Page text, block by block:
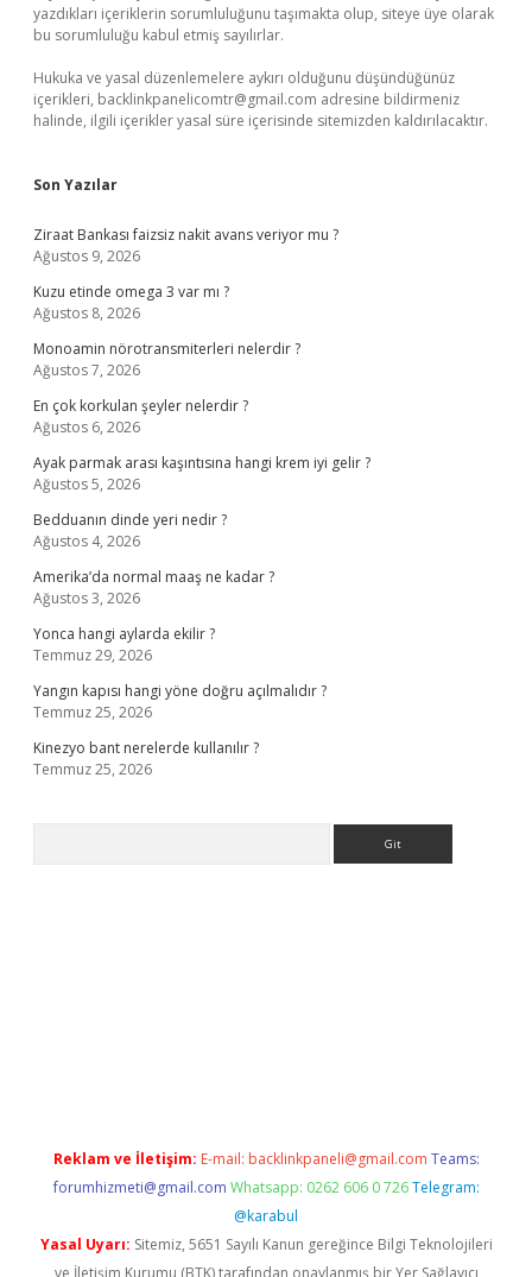
yazdıkları içeriklerin sorumluluğunu taşımakta olup, siteye üye olarak
bu sorumluluğu kabul etmiş sayılırlar.
Hukuka ve yasal düzenlemelere aykırı olduğunu düşündüğünüz
içerikleri, backlinkpanelicomtr@gmail.com adresine bildirmeniz
halinde, ilgili içerikler yasal süre içerisinde sitemizden kaldırılacaktır.
Son Yazılar
Ziraat Bankası faizsiz nakit avans veriyor mu ?
Ağustos 9, 2026
Kuzu etinde omega 3 var mı ?
Ağustos 8, 2026
Monoamin nörotransmiterleri nelerdir ?
Ağustos 7, 2026
En çok korkulan şeyler nelerdir ?
Ağustos 6, 2026
Ayak parmak arası kaşıntısına hangi krem iyi gelir ?
Ağustos 5, 2026
Bedduanın dinde yeri nedir ?
Ağustos 4, 2026
Amerika’da normal maaş ne kadar ?
Ağustos 3, 2026
Yonca hangi aylarda ekilir ?
Temmuz 29, 2026
Yangın kapısı hangi yöne doğru açılmalıdır ?
Temmuz 25, 2026
Kinezyo bant nerelerde kullanılır ?
Temmuz 25, 2026
Reklam ve İletişim: E-mail: backlinkpaneli@gmail.com Teams:
forumhizmeti@gmail.com Whatsapp: 0262 606 0 726 Telegram:
@karabul
Yasal Uyarı: Sitemiz, 5651 Sayılı Kanun gereğince Bilgi Teknolojileri
ve İletişim Kurumu (BTK) tarafından onaylanmış bir Yer Sağlayıcı